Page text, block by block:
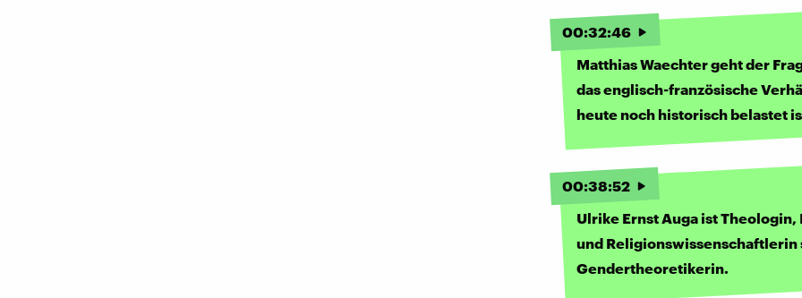
00:32:46
Matthias Waechter geht der
das englisch-französische
heute noch historisch belastet
00:38:52
Ulrike Ernst Auga ist Theologin,
und Religionswissenschaftlerin
Gendertheoretikerin.